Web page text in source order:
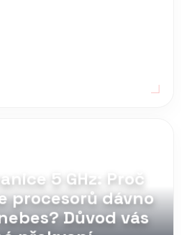
5 GHz: Proč
procesorů dávno
Důvod vás
překvapí